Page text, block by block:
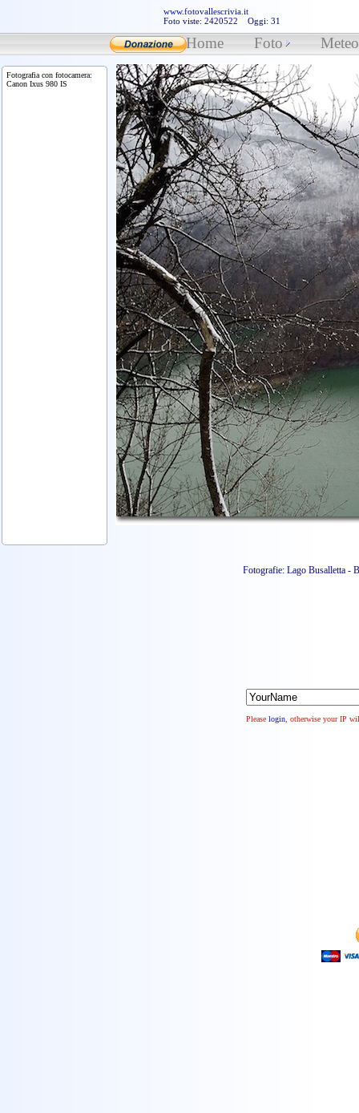
www.fotovallescrivia.it
Foto viste: 2420522 Oggi: 31
Home Foto Meteo
Fotografie: Lago Busalletta -
Please login , otherwise your IP
Fotografia con fotocamera:
Canon Ixus 980 IS